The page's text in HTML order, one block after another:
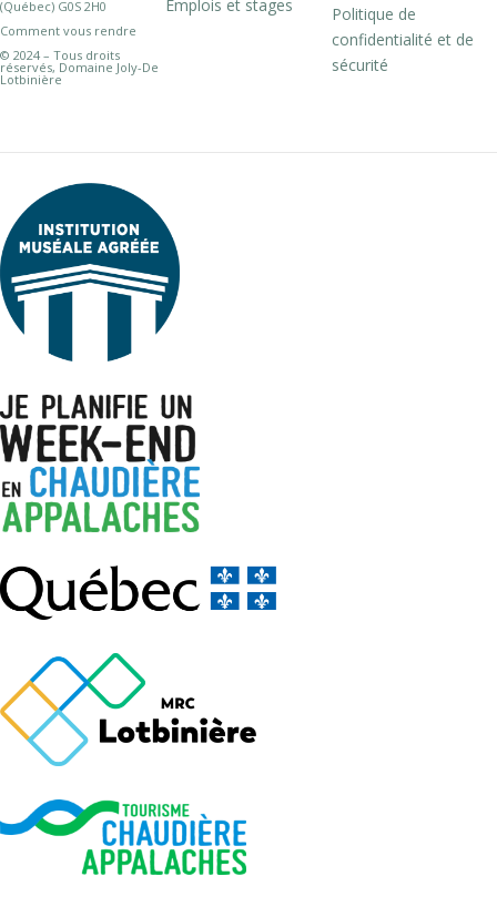
(Québec) G0S 2H0
Comment vous rendre
© 2024 – Tous droits
réservés, Domaine Joly-De
Lotbinière
Emplois et stages
Politique de
confidentialité et de
sécurité